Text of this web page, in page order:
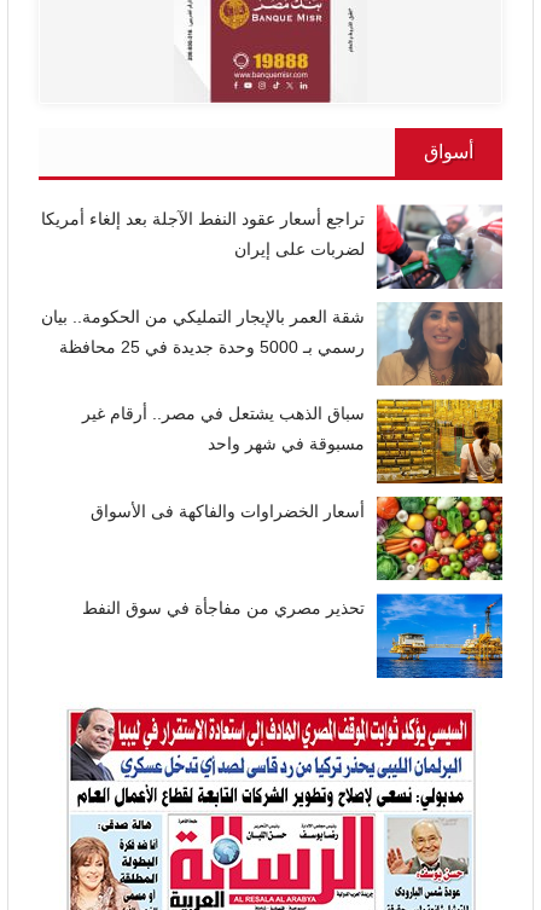
أسواق
تراجع أسعار عقود النفط الآجلة بعد إلغاء أمريكا
لضربات على إيران
شقة العمر بالإيجار التمليكي من الحكومة.. بيان
رسمي بـ 5000 وحدة جديدة في 25 محافظة
سباق الذهب يشتعل في مصر.. أرقام غير
مسبوقة في شهر واحد
أسعار الخضراوات والفاكهة فى الأسواق
تحذير مصري من مفاجأة في سوق النفط